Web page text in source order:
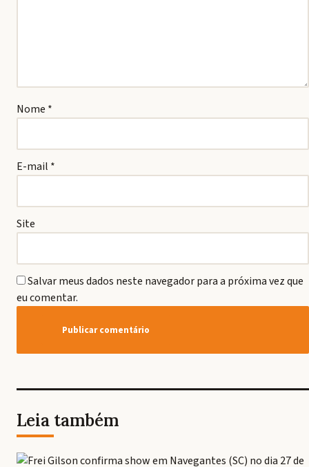
Nome *
E-mail *
Site
Salvar meus dados neste navegador para a próxima vez que
eu comentar.
Leia também